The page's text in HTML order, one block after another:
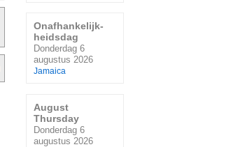
Onafhankelijk-
heidsdag
Donderdag 6
augustus 2026
Jamaica
August
Thursday
Donderdag 6
augustus 2026